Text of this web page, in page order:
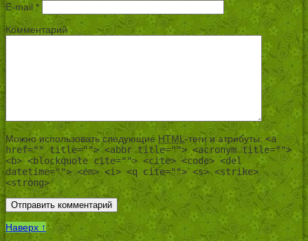
E-mail *
Комментарий
Можно использовать следующие HTML-теги и атрибуты: <a
href="" title=""> <abbr title=""> <acronym title="">
<b> <blockquote cite=""> <cite> <code> <del
datetime=""> <em> <i> <q cite=""> <s> <strike>
<strong>
Наверх ↑